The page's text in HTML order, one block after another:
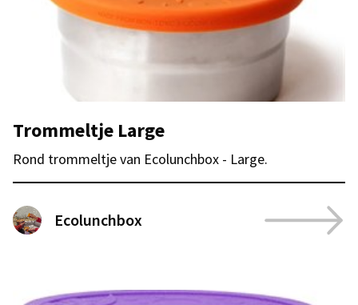
Trommeltje Large
Rond trommeltje van Ecolunchbox - Large.
Ecolunchbox